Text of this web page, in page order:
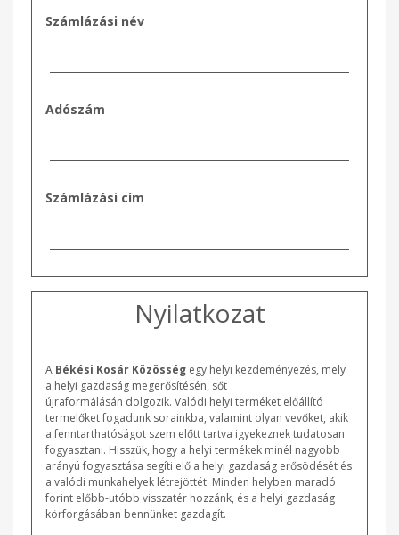
Számlázási név
Adószám
Számlázási cím
Nyilatkozat
A Békési Kosár Közösség egy helyi kezdeményezés, mely
a helyi gazdaság megerősítésén, sőt
újraformálásán dolgozik. Valódi helyi terméket előállító
termelőket fogadunk sorainkba, valamint olyan vevőket, akik
a fenntarthatóságot szem előtt tartva igyekeznek tudatosan
fogyasztani. Hisszük, hogy a helyi termékek minél nagyobb
arányú fogyasztása segíti elő a helyi gazdaság erősödését és
a valódi munkahelyek létrejöttét. Minden helyben maradó
forint előbb-utóbb visszatér hozzánk, és a helyi gazdaság
körforgásában bennünket gazdagít.